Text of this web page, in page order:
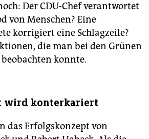
Der CDU-Chef verantwortet
von Menschen? Eine
korrigiert eine Schlagzeile?
die man bei den Grünen
konnte.
wird konterkariert
das Erfolgskonzept von